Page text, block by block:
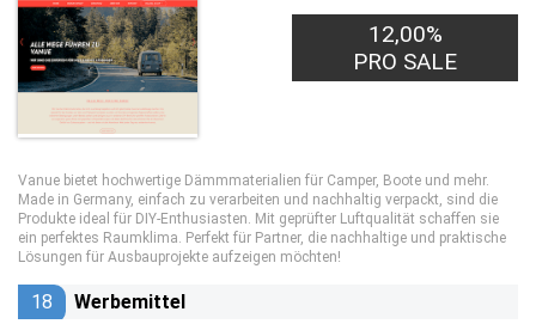
12,00%
PRO SALE
Vanue bietet hochwertige Dämmmaterialien für Camper, Boote und mehr.
Made in Germany, einfach zu verarbeiten und nachhaltig verpackt, sind die
Produkte ideal für DIY-Enthusiasten. Mit geprüfter Luftqualität schaffen sie
ein perfektes Raumklima. Perfekt für Partner, die nachhaltige und praktische
Lösungen für Ausbauprojekte aufzeigen möchten!
18 Werbemittel